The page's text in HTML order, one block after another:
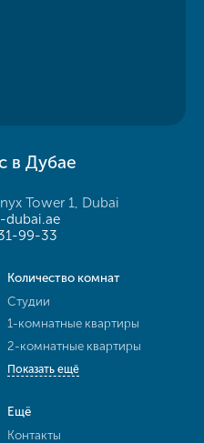
в Дубае
Tower 1, Dubai
dubai.ae
99-33
Количество комнат
Студии
1-комнатные квартиры
2-комнатные квартиры
Показать ещё
Ещё
Контакты